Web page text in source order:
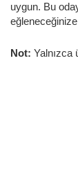
uygun. Bu
Not: Yalnızca